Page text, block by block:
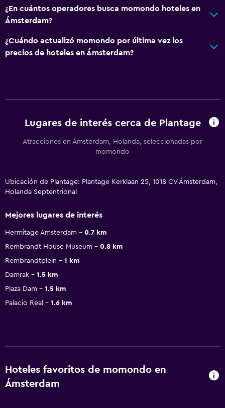
¿En cuántos operadores busca momondo hoteles en
Ámsterdam?
¿Cuándo actualizó momondo por última vez los
precios de hoteles en Ámsterdam?
Lugares de interés cerca de Plantage
Atracciones en Ámsterdam, Holanda, seleccionadas por
momondo
Ubicación de Plantage: Plantage Kerklaan 25, 1018 CV Ámsterdam,
Holanda Septentrional
Mejores lugares de interés
Hermitage Amsterdam
0.7 km
Rembrandt House Museum
0.8 km
Rembrandtplein
1 km
Damrak
1.5 km
Plaza Dam
1.5 km
Palacio Real
1.6 km
Hoteles favoritos de momondo en
Ámsterdam